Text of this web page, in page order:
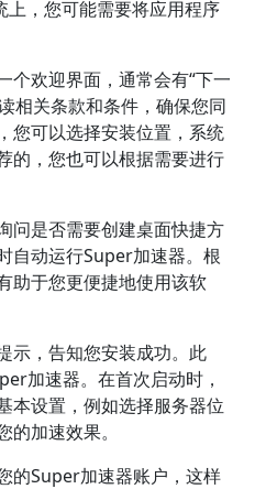
上，您可能需要将应用程序
个欢迎界面，通常会有“下一
相关条款和条件，确保您同
您可以选择安装位置，系统
的，您也可以根据需要进行
问是否需要创建桌面快捷方
自动运行Super加速器。根
助于您更便捷地使用该软
示，告知您安装成功。此
加速器。在首次启动时，
本设置，例如选择服务器位
加速效果。
的Super加速器账户，这样